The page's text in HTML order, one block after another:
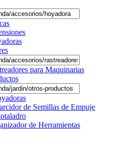
para Maquinarias
de Semillas de Empuje
de Herramientas